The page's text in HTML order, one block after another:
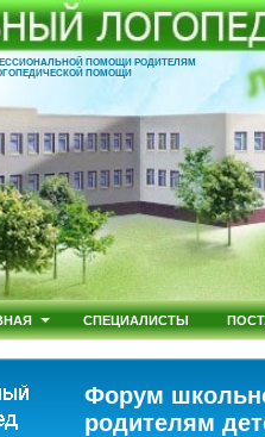
ПОМОЩИ РОДИТЕЛЯМ
ПОМОЩИ
СПЕЦИАЛИСТЫ
Форум
родителям